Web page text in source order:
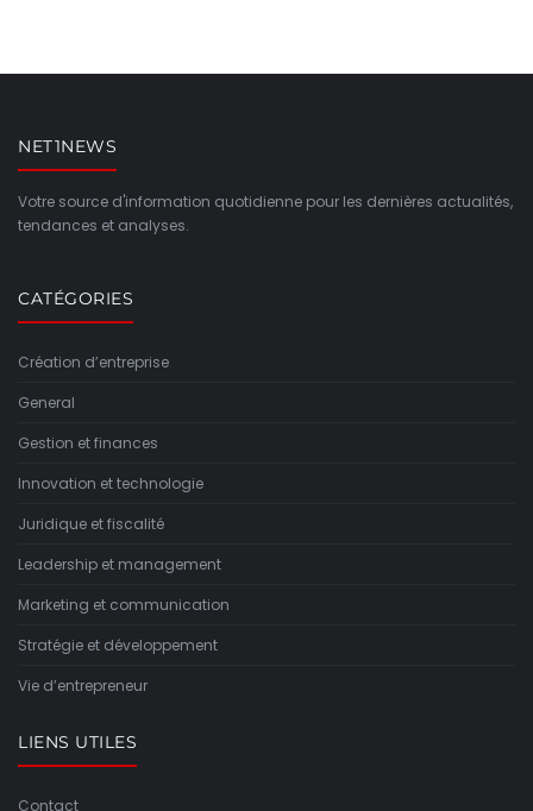
NET1NEWS
Votre source d'information quotidienne pour les dernières actualités,
tendances et analyses.
CATÉGORIES
Création d’entreprise
General
Gestion et finances
Innovation et technologie
Juridique et fiscalité
Leadership et management
Marketing et communication
Stratégie et développement
Vie d’entrepreneur
LIENS UTILES
Contact